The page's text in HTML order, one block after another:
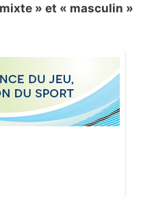
» et « masculin »